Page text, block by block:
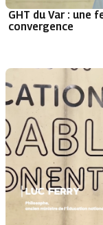
GHT du Var : une
convergence